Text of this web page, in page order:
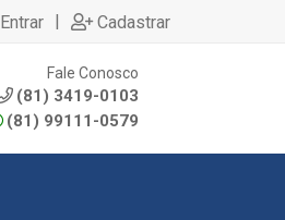
Entrar | Cadastrar
Fale Conosco
(81) 3419-0103
(81) 99111-0579